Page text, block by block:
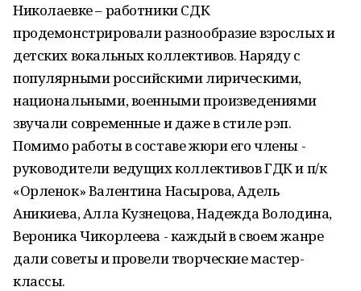
Николаевке – работники СДК
продемонстрировали разнообразие взрослых и
детских вокальных коллективов. Наряду с
популярными российскими лирическими,
национальными, военными произведениями
звучали современные и даже в стиле рэп.
Помимо работы в составе жюри его члены -
руководители ведущих коллективов ГДК и п/к
«Орленок» Валентина Насырова, Адель
Аникиева, Алла Кузнецова, Надежда Володина,
Вероника Чикорлеева - каждый в своем жанре
дали советы и провели творческие мастер-
классы.